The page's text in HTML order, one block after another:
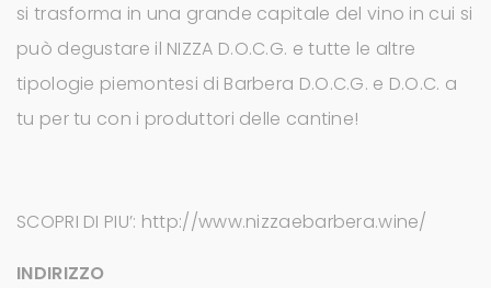
si trasforma in una grande capitale del vino in cui si
può degustare il NIZZA D.O.C.G. e tutte le altre
tipologie piemontesi di Barbera D.O.C.G. e D.O.C. a
tu per tu con i produttori delle cantine!
SCOPRI DI PIU’: http://www.nizzaebarbera.wine/
INDIRIZZO